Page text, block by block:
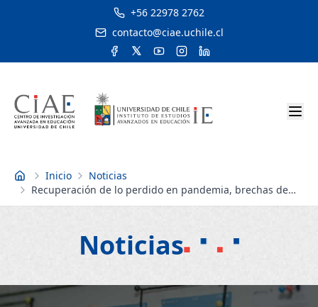
+56 22978 2762
contacto@ciae.uchile.cl
Inicio Inicio
Noticias
Recuperación de lo perdido en pandemia, brechas de
género y situación en enseñanza media: expertos del
Noticias